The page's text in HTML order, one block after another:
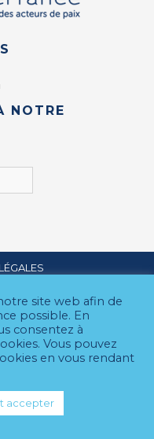
NOTRE
site web afin de
possible. En
consentez à
Vous pouvez
en vous rendant
accepter